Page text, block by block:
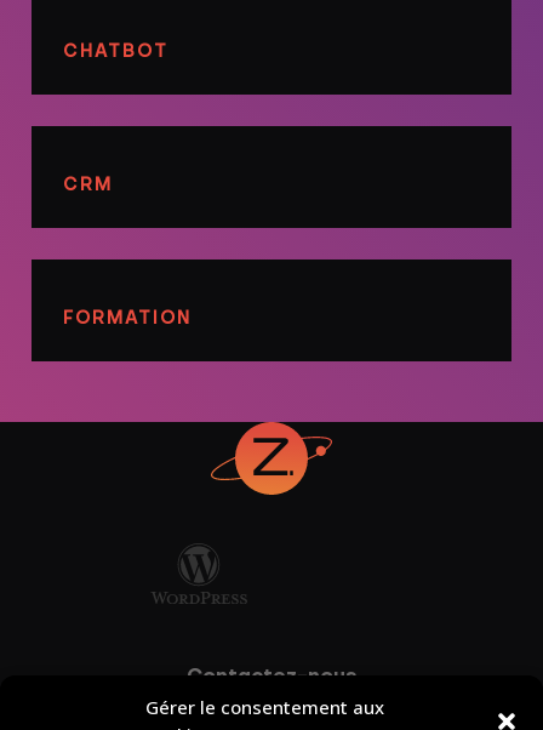
Gérer le consentement aux
CHATBOT
CRM
FORMATION
Contactez-nous